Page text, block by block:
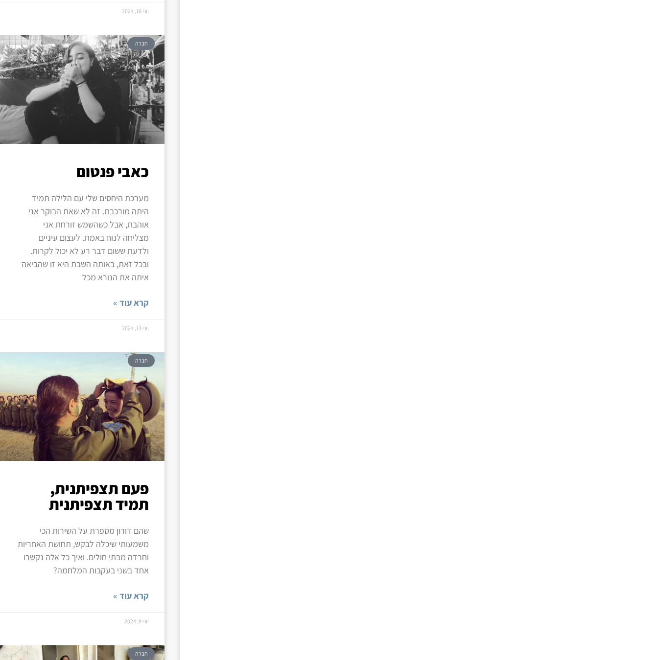
יוני 16, 2024
חברה
כאבי פנטום
מערכת היחסים שלי עם הלילה תמיד
היתה מורכבת. זה לא שאת הבוקר אני
אוהבת, אבל כשהשמש זורחת אני
מצליחה לנוח באמת. לעצום עיניים
ולדעת ששום דבר רע לא יכול לקרות.
ובכל זאת, באותה השבת היא זו שהביאה
איתה את הנורא מכל
קרא עוד »
יוני 13, 2024
חברה
פעם תצפיתנית,
תמיד תצפיתנית
שהם דורון מספרת על השירות הכי
משמעותי שיכלה לבקש, תחושת האחריות
וחרדה מבתי חולים. ואיך כל אלה נקשרו
אחד בשני בעקבות המלחמה?
קרא עוד »
יוני 9, 2024
חברה